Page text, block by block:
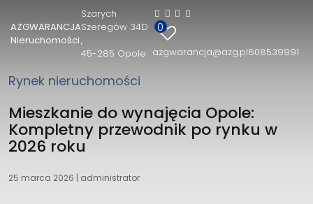
AZGWARANCJA
Nieruchomości
Szarych
Szeregów 34D
45-285 Opole
0
azgwarancja@azg.pl608539991
AZGWARANCJA Nieruchomości
Szarych Szeregów 34D
45-285 Opole
608539991
azgwarancja@azg.pl
Rynek nieruchomości
Mieszkanie do wynajęcia Opole:
Kompletny przewodnik po rynku w
2026 roku
25 marca 2026 | administrator